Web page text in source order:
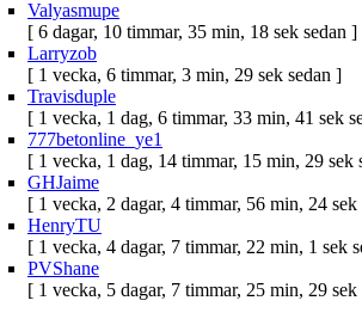
Valyasmupe
[ 6 dagar, 10 timmar, 35 min, 18 sek sedan ]
Larryzob
[ 1 vecka, 6 timmar, 3 min, 29 sek sedan ]
Travisduple
[ 1 vecka, 1 dag, 6 timmar, 33 min, 41 sek
777betonline_ye1
[ 1 vecka, 1 dag, 14 timmar, 15 min, 29 sek
GHJaime
[ 1 vecka, 2 dagar, 4 timmar, 56 min, 24 sek
HenryTU
[ 1 vecka, 4 dagar, 7 timmar, 22 min, 1 sek
PVShane
[ 1 vecka, 5 dagar, 7 timmar, 25 min, 29 sek